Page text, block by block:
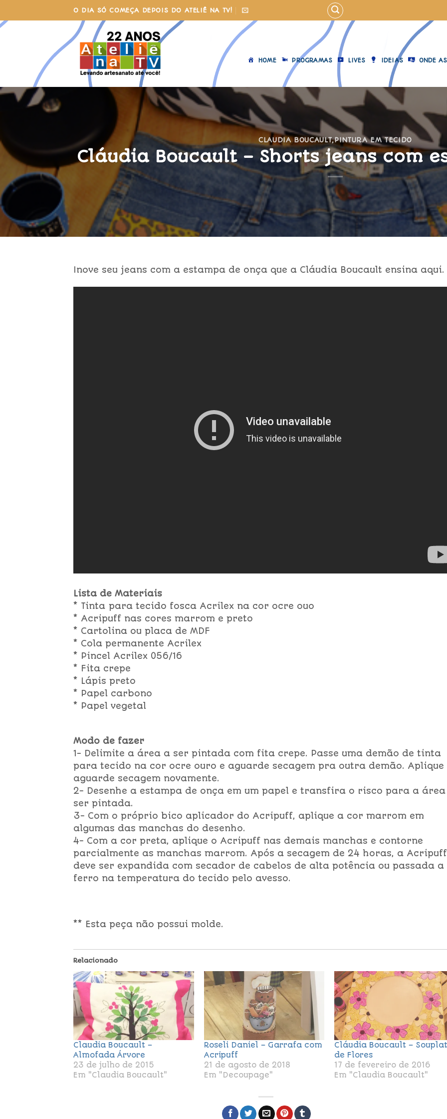
to
content
O DIA SÓ COMEÇA DEPOIS DO ATELIÊ NA TV!
HOME PROGRAMAS LIVES IDEIAS ONDE
CLAUDIA BOUCAULT,PINTURA EM TECIDO
Cláudia Boucault – Shorts jeans com
Inove seu jeans com a estampa de onça que a Cláudia Boucault ensina aqui.
Lista de Materiais
* Tinta para tecido fosca Acrilex na cor ocre ouo
* Acripuff nas cores marrom e preto
* Cartolina ou placa de MDF
* Cola permanente Acrilex
* Pincel Acrilex 056/16
* Fita crepe
* Lápis preto
* Papel carbono
* Papel vegetal
Modo de fazer
1- Delimite a área a ser pintada com fita crepe. Passe uma demão de tinta
para tecido na cor ocre ouro e aguarde secagem pra outra demão. Aplique
aguarde secagem novamente.
2- Desenhe a estampa de onça em um papel e transfira o risco para a
ser pintada.
3- Com o próprio bico aplicador do Acripuff, aplique a cor marrom em
algumas das manchas do desenho.
4- Com a cor preta, aplique o Acripuff nas demais manchas e contorne
parcialmente as manchas marrom. Após a secagem de 24 horas, a Acripuff
deve ser expandida com secador de cabelos de alta potência ou passada a
ferro na temperatura do tecido pelo avesso.
** Esta peça não possui molde.
Relacionado
Claudia Boucault –
Almofada Árvore
23 de julho de 2015
Em "Claudia Boucault"
Roseli Daniel – Garrafa com
Acripuff
21 de agosto de 2018
Em "Decoupage"
Cláudia Boucault –
de Flores
17 de fevereiro de 2016
Em "Claudia Boucault"